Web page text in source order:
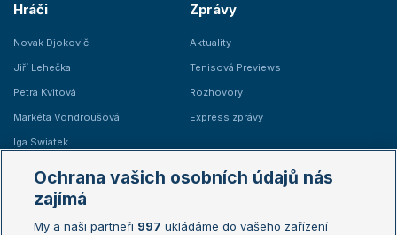
Hráči
Novak Djokovič
Jiří Lehečka
Petra Kvitová
Markéta Vondroušová
Iga Swiatek
Zprávy
Aktuality
Tenisová Previews
Rozhovory
Express zprávy
Žebříčky
Žebříček ATP (muži)
Australian Open
Ochrana vašich osobních údajů nás
zajímá
My a naši partneři 997 ukládáme do vašeho zařízení